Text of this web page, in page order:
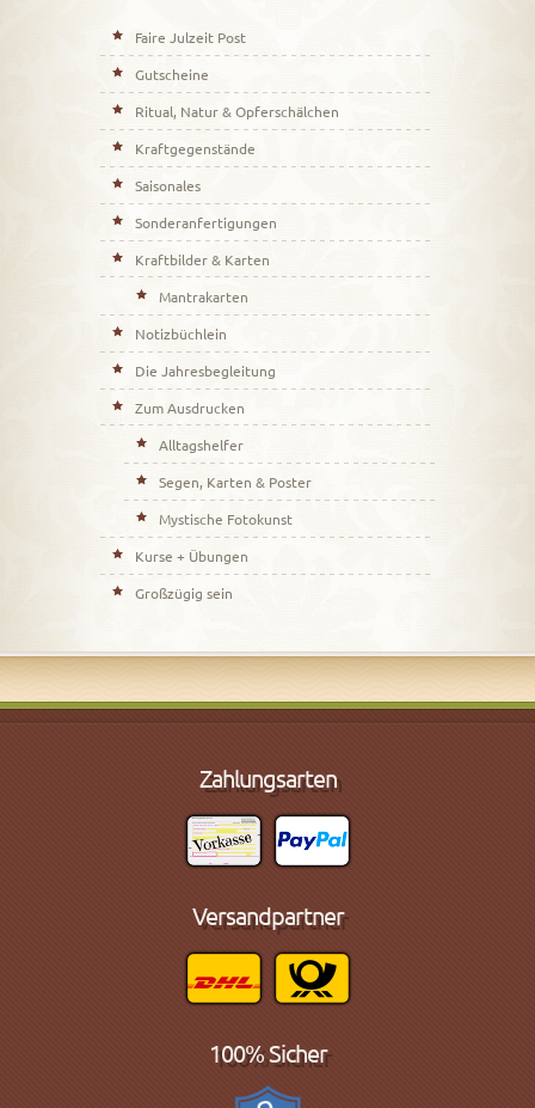
Faire Julzeit Post
Gutscheine
Ritual, Natur & Opferschälchen
Kraftgegenstände
Saisonales
Sonderanfertigungen
Kraftbilder & Karten
Mantrakarten
Notizbüchlein
Die Jahresbegleitung
Zum Ausdrucken
Alltagshelfer
Segen, Karten & Poster
Mystische Fotokunst
Kurse + Übungen
Großzügig sein
Zahlungsarten
Versandpartner
100% Sicher